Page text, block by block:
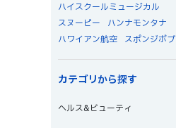
ハイスクールミュージカル
スヌーピー
ハンナモンタナ
ハワイアン航空
スポンジボブ
カテゴリから探す
ヘルス&ビューティ